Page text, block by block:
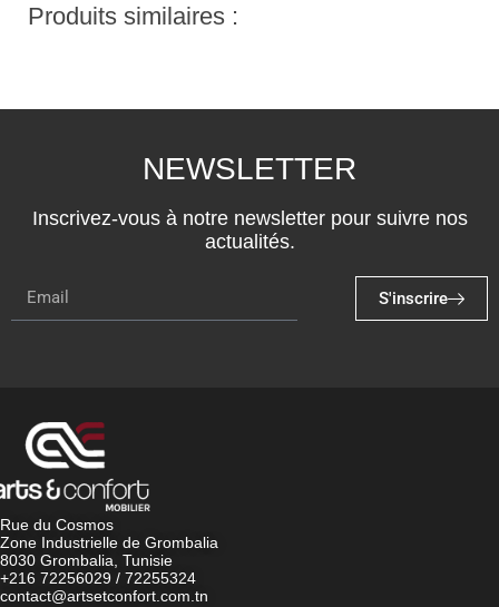
Produits similaires :
NEWSLETTER
Inscrivez-vous à notre newsletter pour suivre nos
actualités.
S'inscrire
Rue du Cosmos
Zone Industrielle de Grombalia
8030 Grombalia, Tunisie
+216 72256029 / 72255324
contact@artsetconfort.com.tn